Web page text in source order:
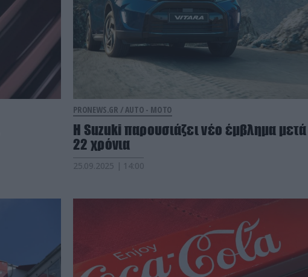
PRONEWS.GR /AUTO - MOTO
Η Suzuki παρουσιάζει νέο έμβλημα
22 χρόνια
25.09.2025 | 14:00